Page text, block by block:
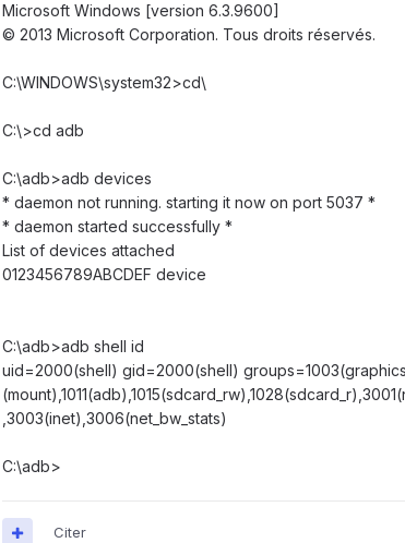
Microsoft Windows [version 6.3.9600]
© 2013 Microsoft Corporation. Tous droits réservés.
C:\WINDOWS\system32>cd\
C:\>cd adb
C:\adb>adb devices
* daemon not running. starting it now on port 5037 *
* daemon started successfully *
List of devices attached
0123456789ABCDEF device
C:\adb>adb shell id
uid=2000(shell) gid=2000(shell)
,3003(inet),3006(net_bw_stats)
C:\adb>
Citer